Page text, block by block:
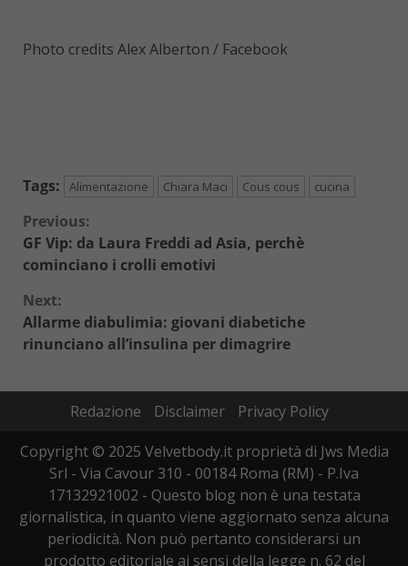
Photo credits Alex Alberton / Facebook
Tags: Alimentazione Chiara Maci Cous cous cucina
Continue
Reading
Previous:
GF Vip: da Laura Freddi ad Asia, perchè
cominciano i crolli emotivi
Next:
Allarme diabulimia: giovani diabetiche
rinunciano all’insulina per dimagrire
Redazione Disclaimer
Privacy Policy
Copyright © 2025 Velvetbody.it proprietà di Jws Media
Srl - Via Cavour 310 - 00184 Roma (RM) - P.Iva
17132921002 - Questo blog non è una testata
giornalistica, in quanto viene aggiornato senza alcuna
periodicità. Non può pertanto considerarsi un
prodotto editoriale ai sensi della legge n. 62 del